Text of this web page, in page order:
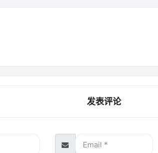
发表评论